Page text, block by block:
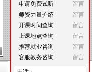
留言
申请免费试听
留言
师资力量介绍
留言
开课时间查询
留言
上课地点查询
留言
推荐就业咨询
留言
客服教务咨询